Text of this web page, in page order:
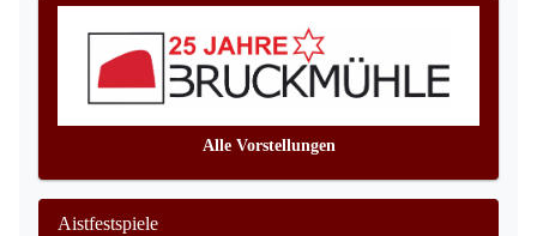
Alle Vorstellungen
Aistfestspiele